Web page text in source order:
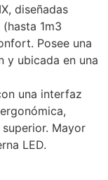
diseñadas
1m3
Posee una
y ubicada en una
una interfaz
Mayor
LED.